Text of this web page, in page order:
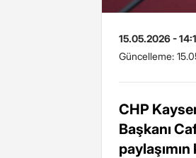
15.05.2026 -
Güncelleme:
CHP
Başkanı